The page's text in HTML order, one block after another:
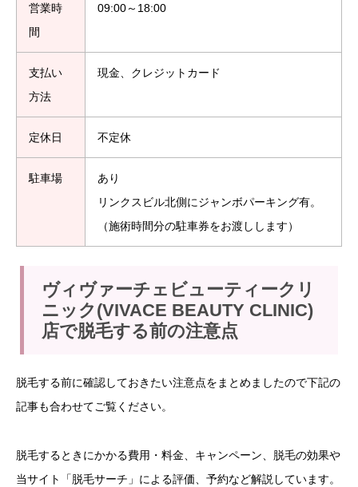
営業時
間
09:00～18:00
支払い
方法
現金、クレジットカード
定休日 不定休
駐車場
あり
リンクスビル北側にジャンボパーキング有。
（施術時間分の駐車券をお渡しします）
ヴィヴァーチェビューティークリ
ニック(VIVACE BEAUTY CLINIC)
店で脱毛する前の注意点
脱毛する前に確認しておきたい注意点をまとめましたので下記の
記事も合わせてご覧ください。
脱毛するときにかかる費用・料金、キャンペーン、脱毛の効果や
当サイト「脱毛サーチ」による評価、予約など解説しています。